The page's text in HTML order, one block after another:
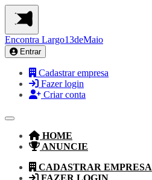
Encontra Largo13deMaio
Entrar
Cadastrar empresa
Fazer login
Criar conta
HOME
ANUNCIE
CADASTRAR EMPRESA
FAZER LOGIN